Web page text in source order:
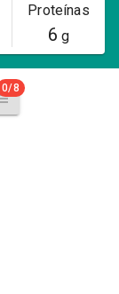
Proteínas
6 g
0/8